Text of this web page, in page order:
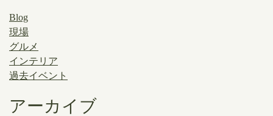
Blog
現場
グルメ
インテリア
過去イベント
アーカイブ